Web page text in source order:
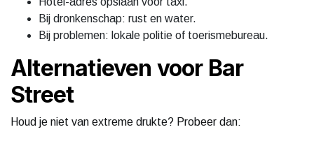
Bij dronkenschap: rust en water.
Bij problemen: lokale politie of toerismebureau.
Alternatieven voor Bar
Street
Houd je niet van extreme drukte? Probeer dan: